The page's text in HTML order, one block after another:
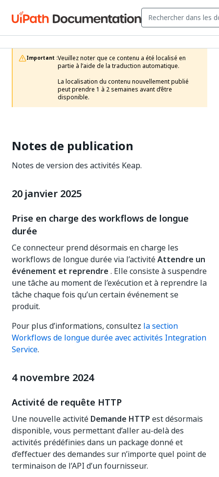
Important :Veuillez noter que ce contenu a été localisé en
partie à l’aide de la traduction automatique.
La localisation du contenu nouvellement publié
peut prendre 1 à 2 semaines avant d’être
disponible.
Notes de publication
Notes de version des activités Keap.
20 janvier 2025
Prise en charge des workflows de longue
durée
Ce connecteur prend désormais en charge les
workflows de longue durée via l’activitéAttendre un
événement et reprendre . Elle consiste à suspendre
une tâche au moment de l’exécution et à reprendre la
tâche chaque fois qu’un certain événement se
produit.
Pour plus d’informations, consultez la section
Workflows de longue durée avec activités Integration
Service.
4 novembre 2024
Activité de requête HTTP
Une nouvelle activité Demande HTTP est désormais
disponible, vous permettant d’aller au-delà des
activités prédéfinies dans un package donné et
d’effectuer des demandes sur n’importe quel point de
terminaison de l’API d’un fournisseur.